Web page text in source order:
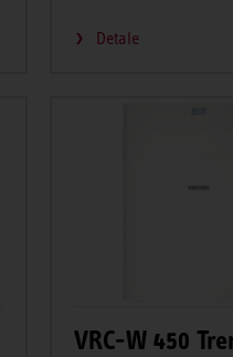
Detale
VRC-W 450